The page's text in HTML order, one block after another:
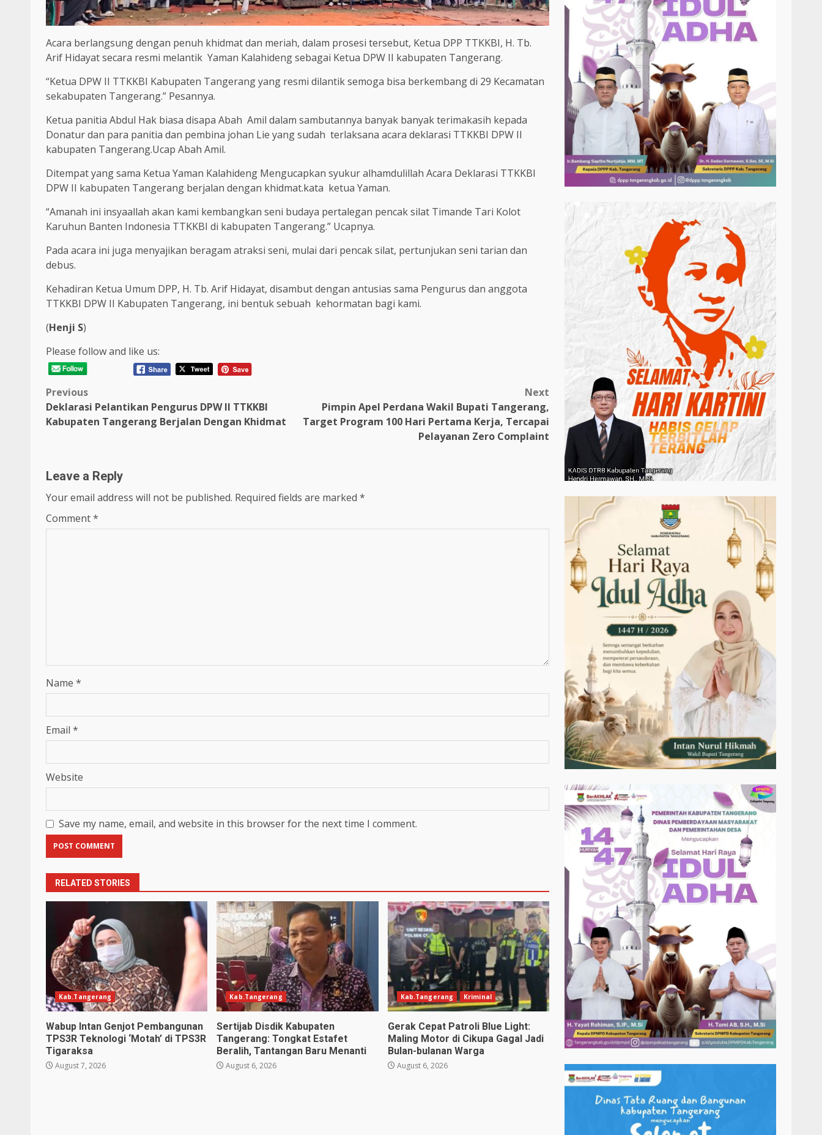
Acara berlangsung dengan penuh khidmat dan meriah, dalam prosesi tersebut, Ketua DPP TTKKBI, H. Tb.
Arif Hidayat secara resmi melantik Yaman Kalahideng sebagai Ketua DPW II kabupaten Tangerang.
“Ketua DPW II TTKKBI Kabupaten Tangerang yang resmi dilantik semoga bisa berkembang di 29 Kecamatan
sekabupaten Tangerang.” Pesannya.
Ketua panitia Abdul Hak biasa disapa Abah Amil dalam sambutannya banyak banyak terimakasih kepada
Donatur dan para panitia dan pembina johan Lie yang sudah terlaksana acara deklarasi TTKKBI DPW II
kabupaten Tangerang.Ucap Abah Amil.
Ditempat yang sama Ketua Yaman Kalahideng Mengucapkan syukur alhamdulillah Acara Deklarasi TTKKBI
DPW II kabupaten Tangerang berjalan dengan khidmat.kata ketua Yaman.
“Amanah ini insyaallah akan kami kembangkan seni budaya pertalegan pencak silat Timande Tari Kolot
Karuhun Banten Indonesia TTKKBI di kabupaten Tangerang.” Ucapnya.
Pada acara ini juga menyajikan beragam atraksi seni, mulai dari pencak silat, pertunjukan seni tarian dan
debus.
Kehadiran Ketua Umum DPP, H. Tb. Arif Hidayat, disambut dengan antusias sama Pengurus dan anggota
TTKKBI DPW II Kabupaten Tangerang, ini bentuk sebuah kehormatan bagi kami.
(Henji S)
Please follow and like us:
Post
navigation
Previous
Deklarasi Pelantikan Pengurus DPW II TTKKBI
Kabupaten Tangerang Berjalan Dengan Khidmat
Next
Pimpin Apel Perdana Wakil Bupati Tangerang,
Target Program 100 Hari Pertama Kerja, Tercapai
Pelayanan Zero Complaint
Leave a Reply
Your email address will not be published. Required fields are marked *
Comment*
Name *
Email *
Website
Save my name, email, and website in this browser for the next time I comment.
RELATED STORIES
Kab.Tangerang
Wabup Intan Genjot Pembangunan
TPS3R Teknologi ‘Motah’ di TPS3R
Tigaraksa
August 7, 2026
Kab.Tangerang
Sertijab Disdik Kabupaten
Tangerang: Tongkat Estafet
Beralih, Tantangan Baru Menanti
August 6, 2026
Kab.Tangerang Kriminal
Gerak Cepat Patroli Blue Light:
Maling Motor di Cikupa Gagal Jadi
Bulan-bulanan Warga
August 6, 2026